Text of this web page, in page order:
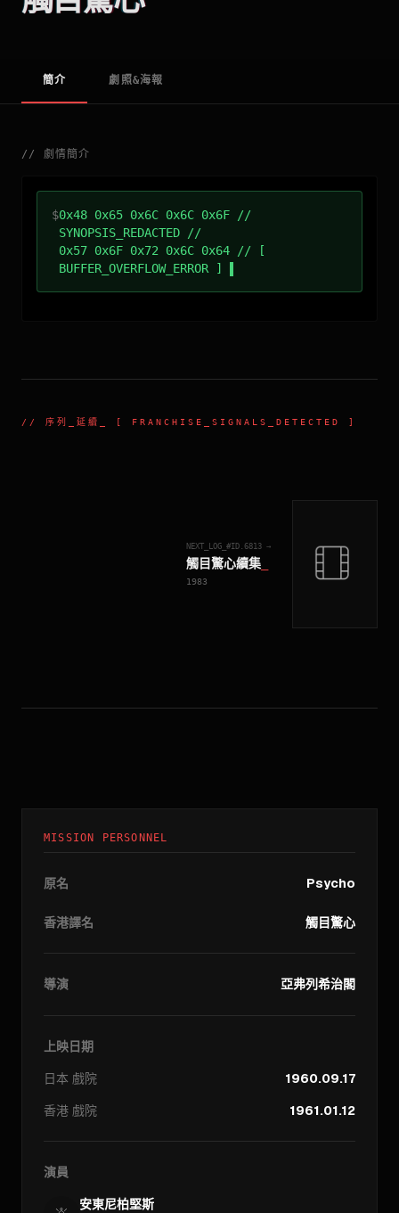
簡介 劇照&海報
// 劇情簡介
$0x48 0x65 0x6C 0x6C 0x6F //
SYNOPSIS_REDACTED //
0x57 0x6F 0x72 0x6C 0x64 // [
BUFFER_OVERFLOW_ERROR ]
// 序列_延續 _ [ FRANCHISE_SIGNALS_DETECTED ]
NEXT_LOG_#ID. 6813 →
觸目驚心續集
1983
MISSION PERSONNEL
原名 Psycho
香港譯名 觸目驚心
導演 亞弗列希治閣
上映日期
日本 戲院
1960.09.17
香港 戲院 1961.01.12
演員
安東尼柏堅斯